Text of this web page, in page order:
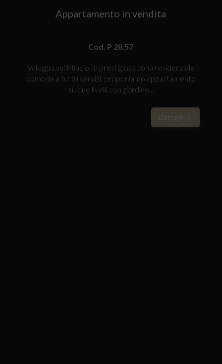
Appartamento in vendita
Cod. P 28.57
Valeggio sul Mincio, in prestigiosa zona residenziale
comoda a tutti i servizi, proponiamo appartamento
su due livelli con giardino...
Dettagli